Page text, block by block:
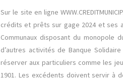
Sur le site en ligne
crédits et prêts sur gage 2024 et ses
Communaux disposant du
d’autres activités de Banque
réserver aux particuliers comme les
1901. Les excédents doivent servir à